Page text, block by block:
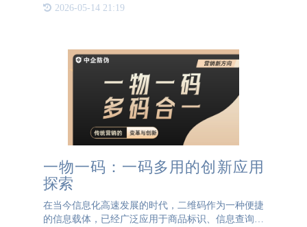
维码，消费者扫码即可查验产品真伪。当商品被消费
2026-05-14 21:19
一物一码：一码多用的创新应用
探索
在当今信息化高速发展的时代，二维码作为一种便捷
的信息载体，已经广泛应用于商品标识、信息查询、